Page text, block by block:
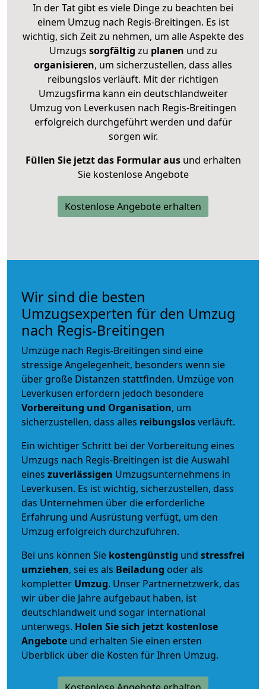
In der Tat gibt es viele Dinge zu beachten bei
einem Umzug nach Regis-Breitingen. Es ist
wichtig, sich Zeit zu nehmen, um alle Aspekte des
Umzugs sorgfältig zu planen und zu
organisieren, um sicherzustellen, dass alles
reibungslos verläuft. Mit der richtigen
Umzugsfirma kann ein deutschlandweiter
Umzug von Leverkusen nach Regis-Breitingen
erfolgreich durchgeführt werden und dafür
sorgen wir.
Füllen Sie jetzt das Formular ausund erhalten
Sie kostenlose Angebote
Kostenlose Angebote erhalten
Wir sind die besten
Umzugsexperten für den Umzug
nach Regis-Breitingen
Umzüge nach Regis-Breitingen sind eine
stressige Angelegenheit, besonders wenn sie
über große Distanzen stattfinden. Umzüge von
Leverkusen erfordern jedoch besondere
Vorbereitung und Organisation, um
sicherzustellen, dass alles reibungslosverläuft.
Ein wichtiger Schritt bei der Vorbereitung eines
Umzugs nach Regis-Breitingen ist die Auswahl
eines zuverlässigen Umzugsunternehmens in
Leverkusen. Es ist wichtig, sicherzustellen, dass
das Unternehmen über die erforderliche
Erfahrung und Ausrüstung verfügt, um den
Umzug erfolgreich durchzuführen.
Bei uns können Sie kostengünstig und stressfrei
umziehen, sei es als Beiladung oder als
kompletter Umzug. Unser Partnernetzwerk, das
wir über die Jahre aufgebaut haben, ist
deutschlandweit und sogar international
unterwegs. Holen Sie sich jetzt kostenlose
Angebote und erhalten Sie einen ersten
Überblick über die Kosten für Ihren Umzug.